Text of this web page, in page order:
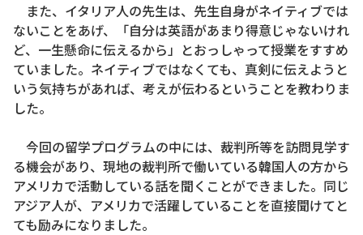
また、イタリア人の先生は、先生自身がネイティブでは
ないことをあげ、「自分は英語があまり得意じゃないけれ
ど、一生懸命に伝えるから」とおっしゃって授業をすすめ
ていました。ネイティブではなくても、真剣に伝えようと
いう気持ちがあれば、考えが伝わるということを教わりま
した。
今回の留学プログラムの中には、裁判所等を訪問見学す
る機会があり、現地の裁判所で働いている韓国人の方から
アメリカで活動している話を聞くことができました。同じ
アジア人が、アメリカで活躍していることを直接聞けてと
ても励みになりました。